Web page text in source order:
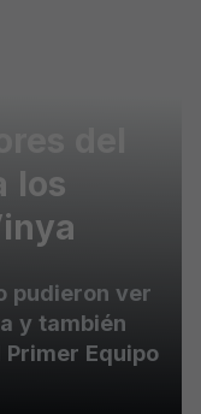
los
pudieron ver
y también
Equipo